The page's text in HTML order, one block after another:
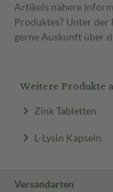
Artikels nähere
Produktes? Unter
gerne Auskunft über
Weitere Produkte
Zink Tabletten
L-Lysin Kapseln
Versandarten